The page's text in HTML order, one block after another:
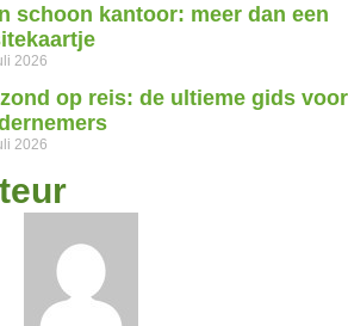
schoon kantoor: meer dan een
2026
op reis: de ultieme gids voor
2026